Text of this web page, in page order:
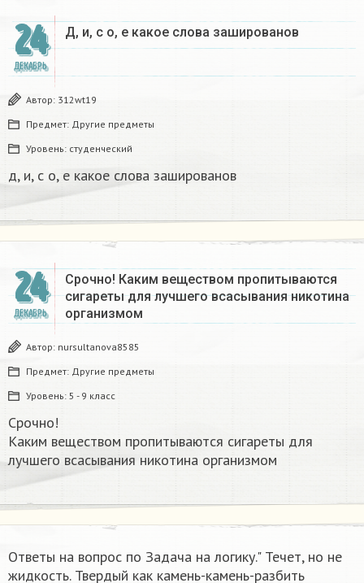
24
ДЕКАБРЬ
Д, и, с о, е какое слова зашированов
Автор: 312wt19
Предмет: Другие предметы
Уровень: студенческий
д, и, с о, е какое слова зашированов
24
ДЕКАБРЬ
Срочно! Каким веществом пропитываются
сигареты для лучшего всасывания никотина
организмом​
Автор: nursultanova8585
Предмет: Другие предметы
Уровень: 5 - 9 класс
Срочно!
Каким веществом пропитываются сигареты для
лучшего всасывания никотина организмом​
Ответы на вопрос по Задача на логику." Течет, но не
жидкость. Твердый как камень-камень-разбить